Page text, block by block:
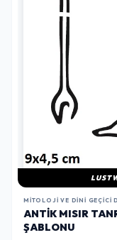
MITOLOJI VE DINI GEÇICI
ANTIK MISIR
ŞABLONU